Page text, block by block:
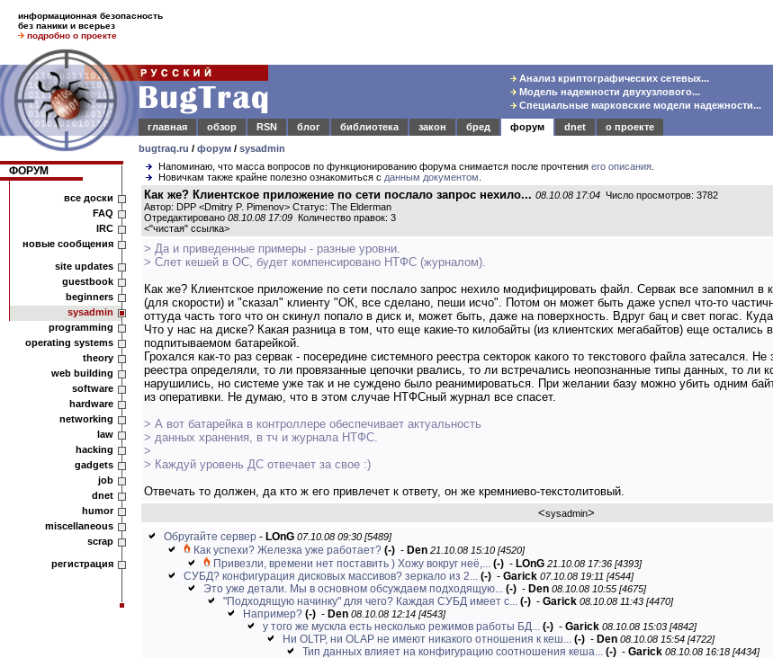
информационная безопасность
без паники и всерьез
подробно о проекте
Анализ криптографических сетевых...
Модель надежности двухузлового...
Специальные марковские модели надежности...
главная
обзор RSN блог библиотека закон бред форум dnet
о проекте
bugtraq.ru / форум / sysadmin
ФОРУМ
все доски
FAQ
IRC
новые сообщения
site updates
guestbook
beginners
sysadmin
programming
operating systems
theory
web building
software
hardware
networking
law
hacking
gadgets
job
dnet
humor
miscellaneous
scrap
регистрация
Напоминаю, что масса вопросов по функционированию форума снимается после прочтения его описания
Новичкам также крайне полезно ознакомиться с данным документом
Как же? Клиентское приложение по сети послало запрос нехило... 08.10.08 17:04 Число просмотров: 3782
Автор: DPP <Dmitry P. Pimenov> Статус: The Elderman
Отредактировано 08.10.08 17:09 Количество правок: 3
<"чистая" ссылка>
> Да и приведенные примеры - разные уровни.
> Слет кешей в ОС, будет компенсировано НТФС (журналом).
Как же? Клиентское приложение по сети послало запрос нехило модифицировать файл. Сервак все запомнил в
(для скорости) и "сказал" клиенту "ОК, все сделано, пеши исчо". Потом он может быть даже успел что-то
оттуда часть того что он скинул попало в диск и, может быть, даже на поверхность. Вдруг бац и свет погас.
Что у нас на диске? Какая разница в том, что еще какие-то килобайты (из клиентских мегабайтов) еще остались
подпитываемом батарейкой.
Грохался как-то раз сервак - посередине системного реестра секторок какого то текстового файла затесался.
реестра определяли, то ли провязанные цепочки рвались, то ли встречались неопознанные типы данных, то ли
нарушились, но системе уже так и не суждено было реанимироваться. При желании базу можно убить одним
из оперативки. Не думаю, что в этом случае НТФСный журнал все спасет.
> А вот батарейка в контроллере обеспечивает актуальность
> данных хранения, в тч и журнала НТФС.
>
> Каждуй уровень ДС отвечает за свое :)
Отвечать то должен, да кто ж его привлечет к ответу, он же кремниево-текстолитовый.
<sysadmin>
Обругайте сервер - LOnG 07.10.08 09:30 [5489]
Как успехи? Железка уже работает? (-) - Den 21.10.08 15:10 [4520]
Привезли, времени нет поставить ) Хожу вокруг неё,... (-) - LOnG 21.10.08 17:36 [4393]
СУБД? конфигурация дисковых массивов? зеркало из 2... (-) - Garick 07.10.08 19:11 [4544]
Это уже детали. Мы в основном обсуждаем подходящую... (-) - Den 08.10.08 10:55 [4675]
"Подходящую начинку" для чего? Каждая СУБД имеет с... (-) - Garick 08.10.08 11:43 [4470]
Например? (-) - Den 08.10.08 12:14 [4543]
у того же мускла есть несколько режимов работы БД... (-) - Garick 08.10.08 15:03 [4842]
Ни OLTP, ни OLAP не имеют никакого отношения к кеш... (-) - Den 08.10.08 15:54 [4722]
Тип данных влияет на конфигурацию соотношения кеша... (-) - Garick 08.10.08 16:18 [4434]